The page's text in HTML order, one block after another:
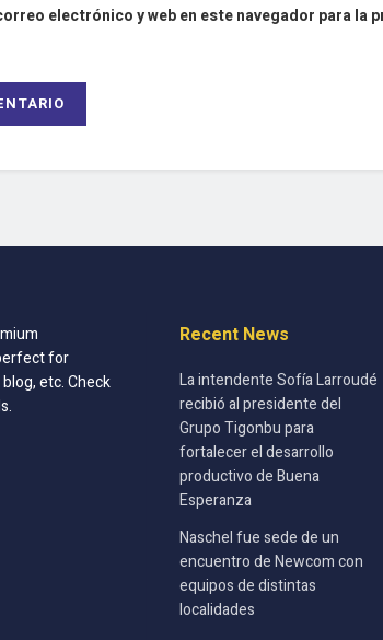
electrónico y web en este navegador para la
for
etc. Check
Recent News
La intendente Sofía Larroudé
recibió al presidente del
Grupo Tigonbu para
fortalecer el desarrollo
productivo de Buena
Esperanza
Naschel fue sede de un
encuentro de Newcom con
equipos de distintas
localidades